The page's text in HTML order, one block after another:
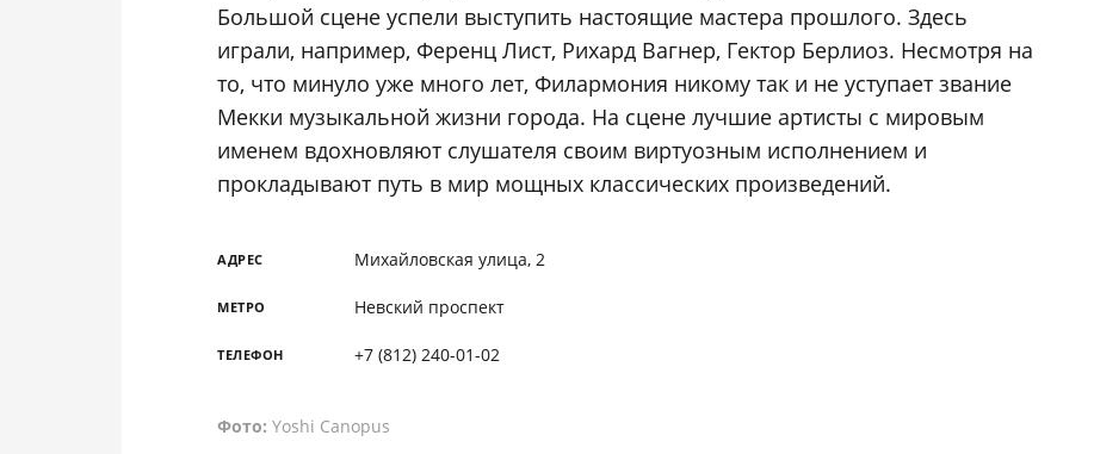
Большой сцене успели выступить настоящие мастера прошлого. Здесь
играли, например, Ференц Лист, Рихард Вагнер, Гектор Берлиоз. Несмотря на
то, что минуло уже много лет, Филармония никому так и не уступает звание
Мекки музыкальной жизни города. На сцене лучшие артисты с мировым
именем вдохновляют слушателя своим виртуозным исполнением и
прокладывают путь в мир мощных классических произведений.
АДРЕС Михайловская улица, 2
МЕТРО Невский проспект
ТЕЛЕФОН +7 (812) 240-01-02
Фото:Yoshi Canopus